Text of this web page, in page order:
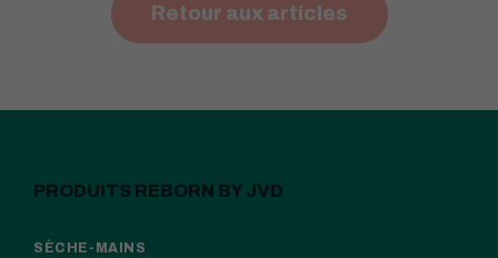
Retour aux articles
PRODUITS REBORN BY JVD
SÈCHE-MAINS